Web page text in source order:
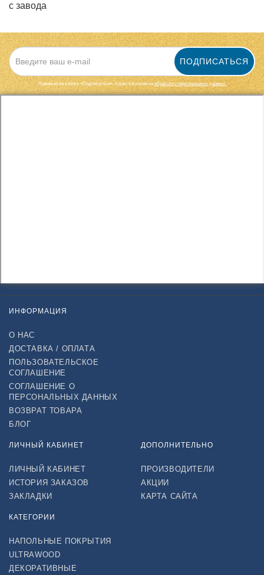
с завода
ПОДПИСАТЬСЯ
Нажимая на кнопку «Подписаться», я даю cогласие наобработку персональных данных.
ИНФОРМАЦИЯ
О НАС
ДОСТАВКА / ОПЛАТА
ПОЛЬЗОВАТЕЛЬСКОЕ
СОГЛАШЕНИЕ
СОГЛАШЕНИЕ О
ПЕРСОНАЛЬНЫХ ДАННЫХ
ВОЗВРАТ ТОВАРА
БЛОГ
ЛИЧНЫЙ КАБИНЕТ
ЛИЧНЫЙ КАБИНЕТ
ИСТОРИЯ ЗАКАЗОВ
ЗАКЛАДКИ
ДОПОЛНИТЕЛЬНО
ПРОИЗВОДИТЕЛИ
АКЦИИ
КАРТА САЙТА
КАТЕГОРИИ
НАПОЛЬНЫЕ ПОКРЫТИЯ
ULTRAWOOD
ДЕКОРАТИВНЫЕ